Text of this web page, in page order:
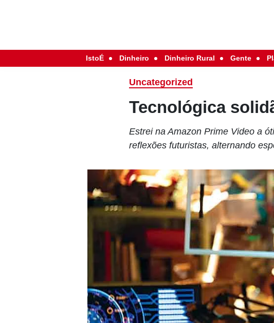
IstoÉ Dinheiro Dinheiro Rural Gente
Uncategorized
Tecnológica
Estrei na Amazon Prime Video a
reflexões futuristas, alternando